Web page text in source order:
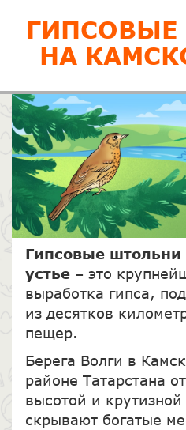
НА
Гипсовые
устье – это
выработка гипса,
из десятков
пещер.
Берега Волги в
районе Татарстана
высотой и
скрывают богатые